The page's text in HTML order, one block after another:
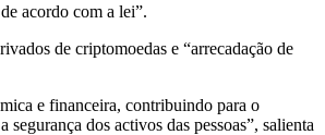
acordo com a lei”.
de criptomoedas e “arrecadação de
e financeira, contribuindo para o
dos activos das pessoas”, salienta